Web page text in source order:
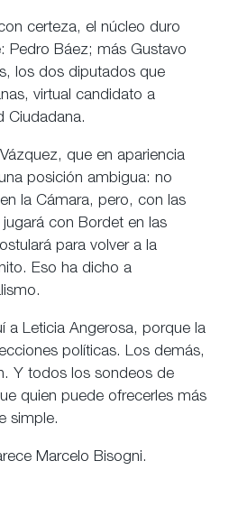
certeza, el núcleo duro
Pedro Báez; más Gustavo
los dos diputados que
virtual candidato a
Ciudadana.
que en apariencia
posición ambigua: no
la Cámara, pero, con las
con Bordet en las
para volver a la
Eso ha dicho a
a Leticia Angerosa, porque la
políticas. Los demás,
Y todos los sondeos de
quien puede ofrecerles más
simple.
Marcelo Bisogni.